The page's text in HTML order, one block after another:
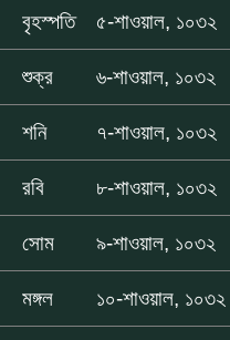
বৃহস্পতি ৫-শাওয়াল, ১০৩২
শুক্র ৬-শাওয়াল, ১০৩২
শনি ৭-শাওয়াল, ১০৩২
রবি ৮-শাওয়াল, ১০৩২
সোম ৯-শাওয়াল, ১০৩২
মঙ্গল ১০-শাওয়াল, ১০৩২